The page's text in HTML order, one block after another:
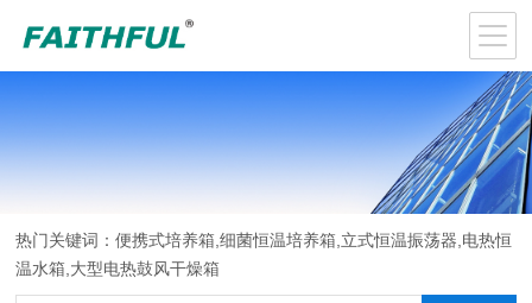
热门关键词：便携式培养箱,细菌恒温培养箱,立式恒温振荡器,电热恒
温水箱,大型电热鼓风干燥箱